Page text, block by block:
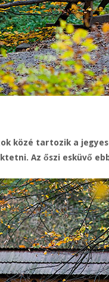
közé tartozik a
Az őszi esküvő